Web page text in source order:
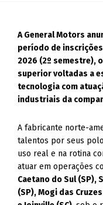
A General Motors
período de
2026 (2º semestre),
superior voltadas a
tecnologia com
industriais da
A fabricante norte-
talentos por seus
uso real e na rotina
atuar em operações
Caetano do Sul (SP),
(SP), Mogi das